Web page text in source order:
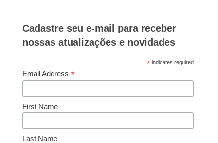
Cadastre seu e-mail para receber
nossas atualizações e novidades
* indicates required
Email Address*
First Name
Last Name